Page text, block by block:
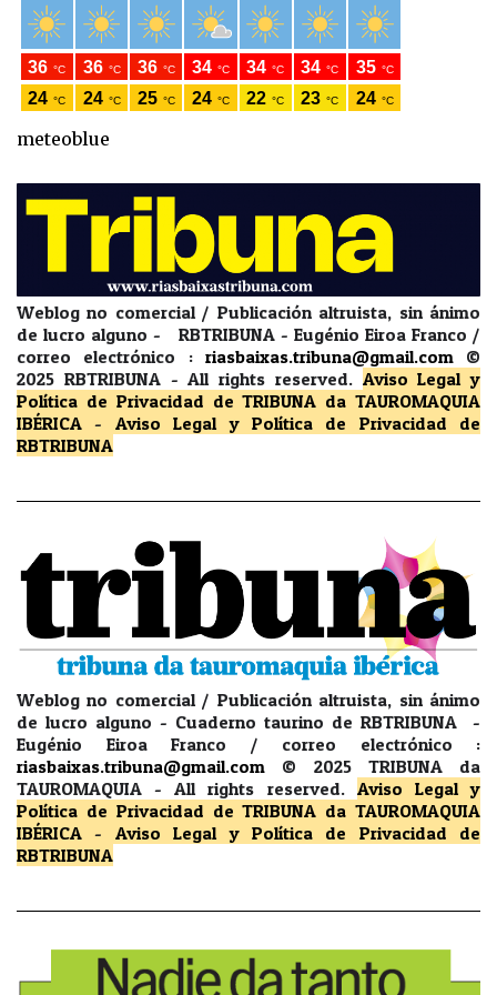
meteoblue
Weblog no comercial / Publicación altruista, sin ánimo
de lucro alguno - RBTRIBUNA - Eugénio Eiroa Franco /
correo electrónico : riasbaixas.tribuna@gmail.com
©
2025 RBTRIBUNA -All rights reserved. Aviso Legal y
Política de Privacidad de TRIBUNA da TAUROMAQUIA
IBÉRICA - Aviso Legal y Política de Privacidad
de
RBTRIBUNA
Weblog no comercial / Publicación altruista, sin ánimo
de lucro alguno - Cuaderno taurino de RBTRIBUNA -
Eugénio Eiroa Franco / correo electrónico :
riasbaixas.tribuna@gmail.com
© 2025 TRIBUNA da
TAUROMAQUIA -All rights reserved. Aviso Legal y
Política de Privacidad de TRIBUNA da TAUROMAQUIA
IBÉRICA - Aviso Legal y Política de Privacidad
de
RBTRIBUNA